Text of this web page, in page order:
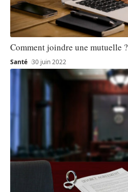
Comment joindre une mutuelle ?
Santé 30 juin 2022